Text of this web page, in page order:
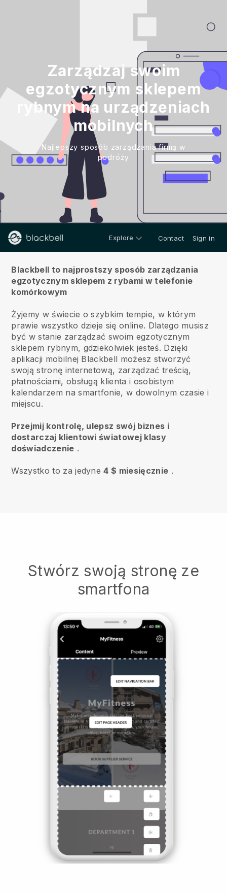
Zarządzaj swoim
egzotycznym sklepem
rybnym na urządzeniach
mobilnych
Najlepszy sposób zarządzania firmą w
podróży
Explore Contact Sign in
Blackbell to najprostszy sposób zarządzania
egzotycznym sklepem z rybami w telefonie
komórkowym
Żyjemy w świecie o szybkim tempie, w którym
prawie wszystko dzieje się online. Dlatego musisz
być w stanie zarządzać swoim egzotycznym
sklepem rybnym, gdziekolwiek jesteś. Dzięki
aplikacji mobilnej Blackbell możesz stworzyć
swoją stronę internetową, zarządzać treścią,
płatnościami, obsługą klienta i osobistym
kalendarzem na smartfonie, w dowolnym czasie i
miejscu.
Przejmij kontrolę, ulepsz swój biznes i
dostarczaj klientowi światowej klasy
doświadczenie .
Wszystko to za jedyne4 $ miesięcznie .
Stwórz swoją stronę ze
smartfona